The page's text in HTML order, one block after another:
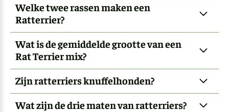
Welke twee rassen maken een
Ratterrier?
Wat is de gemiddelde grootte van een
Rat Terrier mix?
Zijn ratterriers knuffelhonden?
Wat zijn de drie maten van ratterriers?